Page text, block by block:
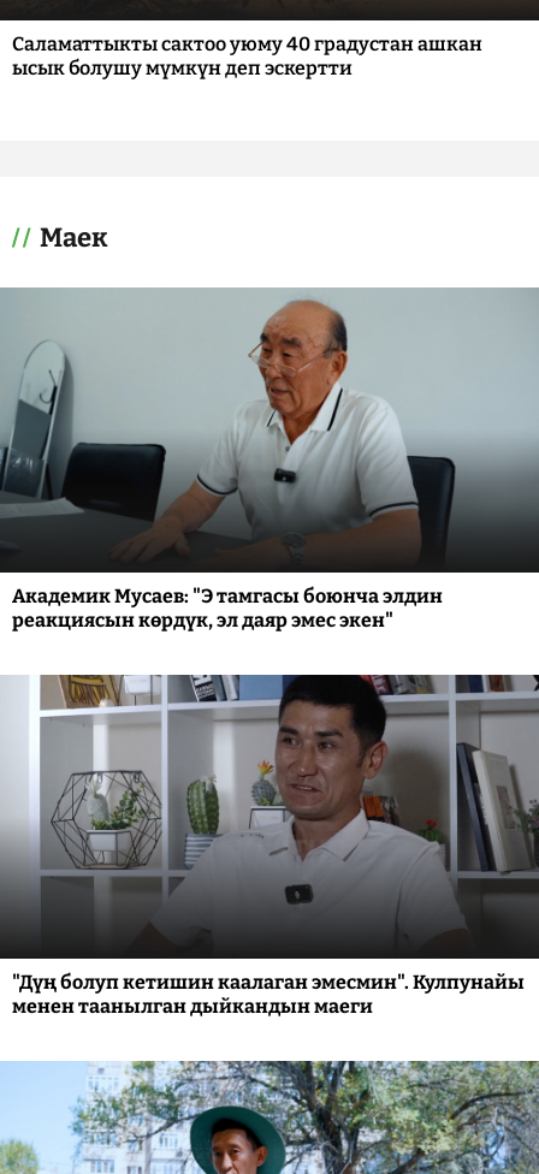
Саламаттыкты сактоо уюму 40 градустан ашкан
ысык болушу мүмкүн деп эскертти
Маек
Академик Мусаев: "Э тамгасы боюнча элдин
реакциясын көрдүк, эл даяр эмес экен"
"Дүң болуп кетишин каалаган эмесмин". Кулпунайы
менен таанылган дыйкандын маеги